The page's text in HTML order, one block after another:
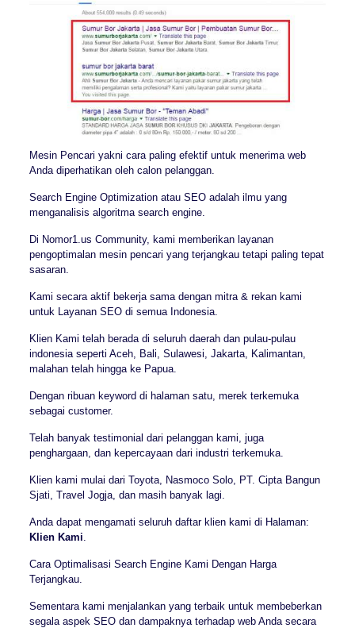
Mesin Pencari yakni cara paling efektif untuk menerima web
Anda diperhatikan oleh calon pelanggan.
Search Engine Optimization atau SEO adalah ilmu yang
menganalisis algoritma search engine.
Di Nomor1.us Community, kami memberikan layanan
pengoptimalan mesin pencari yang terjangkau tetapi paling tepat
sasaran.
Kami secara aktif bekerja sama dengan mitra & rekan kami
untuk Layanan SEO di semua Indonesia.
Klien Kami telah berada di seluruh daerah dan pulau-pulau
indonesia seperti Aceh, Bali, Sulawesi, Jakarta, Kalimantan,
malahan telah hingga ke Papua.
Dengan ribuan keyword di halaman satu, merek terkemuka
sebagai customer.
Telah banyak testimonial dari pelanggan kami, juga
penghargaan, dan kepercayaan dari industri terkemuka.
Klien kami mulai dari Toyota, Nasmoco Solo, PT. Cipta Bangun
Sjati, Travel Jogja, dan masih banyak lagi.
Anda dapat mengamati seluruh daftar klien kami di Halaman:
Klien Kami
Cara Optimalisasi Search Engine Kami Dengan Harga
Terjangkau.
Sementara kami menjalankan yang terbaik untuk membeberkan
segala aspek SEO dan dampaknya terhadap web Anda secara